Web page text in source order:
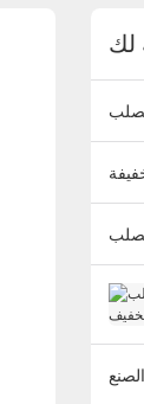
لك